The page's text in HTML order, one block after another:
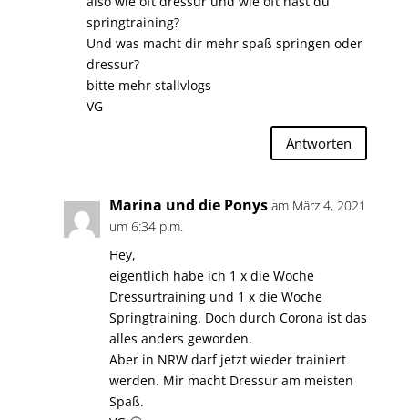
springtraining?
Und was macht dir mehr spaß springen oder
dressur?
bitte mehr stallvlogs
VG
Antworten
Marina und die Ponys am März 4, 2021
um 6:34 p.m.
Hey,
eigentlich habe ich 1 x die Woche
Dressurtraining und 1 x die Woche
Springtraining. Doch durch Corona ist das
alles anders geworden.
Aber in NRW darf jetzt wieder trainiert
werden. Mir macht Dressur am meisten
Spaß.